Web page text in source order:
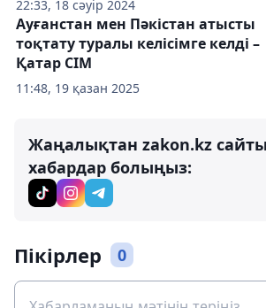
22:33, 18 сәуір 2024
11:48, 19 қазан 2025
Ауғанстан мен Пәкістан атысты
тоқтату туралы келісімге келді –
Қатар СІМ
Жаңалықтан zakon.kz
хабардар болыңыз:
Пікірлер 0